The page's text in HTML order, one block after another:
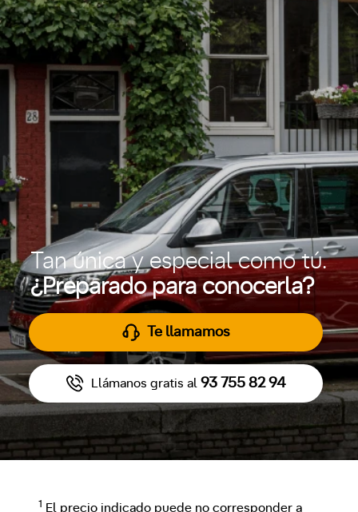
Tan única y especial como tú.
¿Preparado para conocerla?
Te llamamos
Llámanos gratis al 93 755 82 94
1
El precio indicado puede no corresponder a